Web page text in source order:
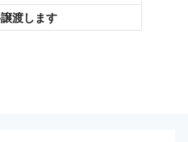
渡します